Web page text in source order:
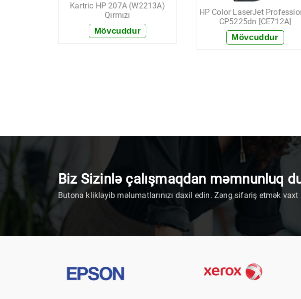
Kartric HP 207A (W2213A)
Qırmızı
Mövcuddur
HP Color LaserJet
CP5225dn [CE712A]
Mövcuddur
+ Sifariş et
Biz Sizinlə çalışmaqdan məmnunluq
Butona klikləyib məlumatlarınızı daxil edin. Zəng sifariş etmək